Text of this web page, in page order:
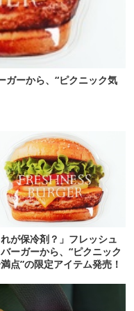
ガーから、“ピクニック気
れが保冷剤？」フレッシュ
ーガーから、“ピクニック
点”の限定アイテム発売！